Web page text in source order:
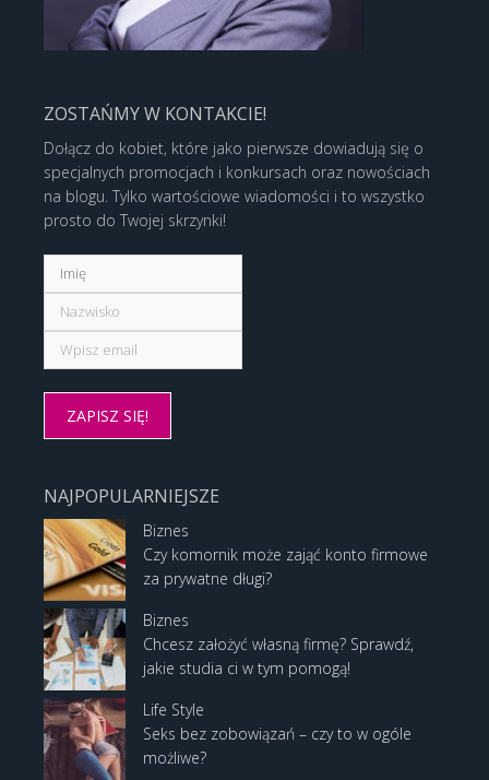
ZOSTAŃMY W KONTAKCIE!
Dołącz do kobiet, które jako pierwsze dowiadują się o
specjalnych promocjach i konkursach oraz nowościach
na blogu. Tylko wartościowe wiadomości i to wszystko
prosto do Twojej skrzynki!
NAJPOPULARNIEJSZE
Biznes
Czy komornik może zająć konto firmowe
za prywatne długi?
Biznes
Chcesz założyć własną firmę? Sprawdź,
jakie studia ci w tym pomogą!
Life Style
Seks bez zobowiązań – czy to w ogóle
możliwe?